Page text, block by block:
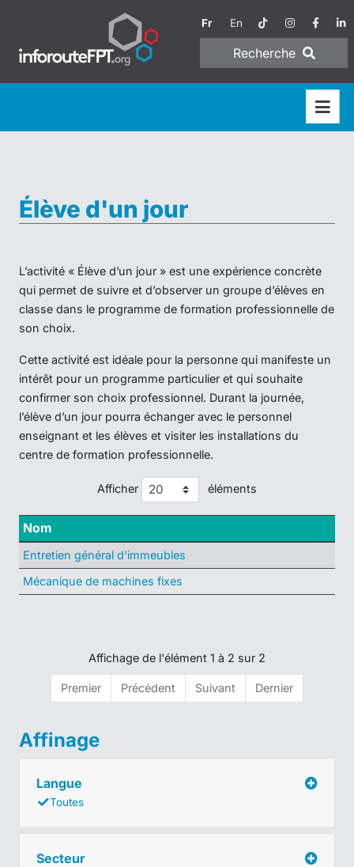
Fr En
Recherche
Élève d'un jour
L’activité « Élève d’un jour » est une expérience concrète
qui permet de suivre et d’observer un groupe d’élèves en
classe dans le programme de formation professionnelle de
son choix.
Cette activité est idéale pour la personne qui manifeste un
intérêt pour un programme particulier et qui souhaite
confirmer son choix professionnel. Durant la journée,
l’élève d’un jour pourra échanger avec le personnel
enseignant et les élèves et visiter les installations du
centre de formation professionnelle.
Afficher éléments
Nom
Entretien général d'immeubles
Mécanique de machines fixes
Affichage de l'élément 1 à 2 sur 2
Premier Précédent Suivant Dernier
Affinage
Langue
Toutes
Secteur